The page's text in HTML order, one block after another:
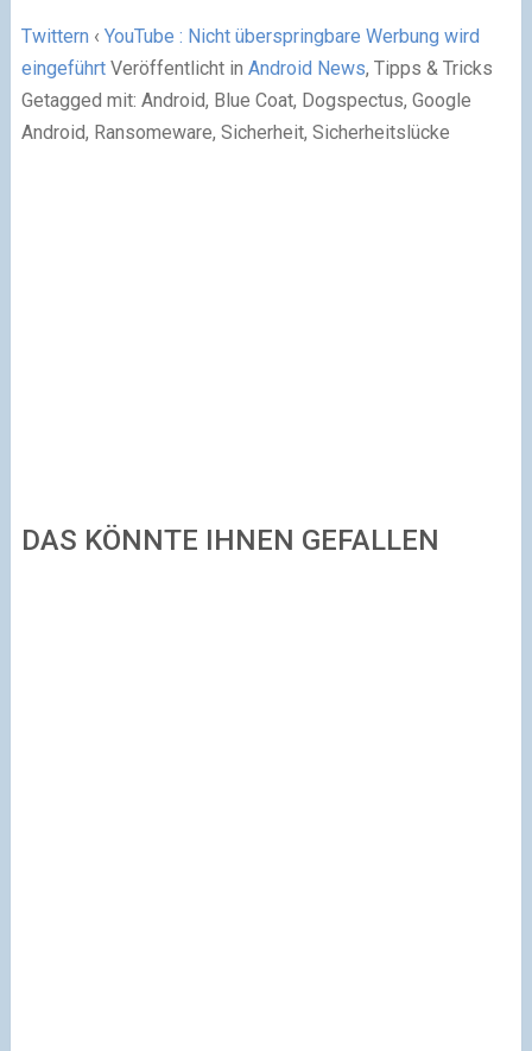
Twittern ‹ YouTube : Nicht überspringbare Werbung wird
eingeführtVeröffentlicht in Android News, Tipps & Tricks
Getagged mit: Android, Blue Coat, Dogspectus, Google
Android, Ransomeware, Sicherheit, Sicherheitslücke
DAS KÖNNTE IHNEN GEFALLEN